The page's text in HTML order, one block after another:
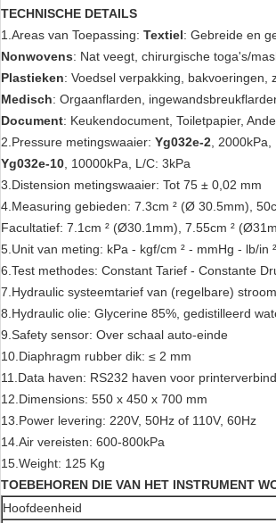
TECHNISCHE DETAILS
1.Areas van Toepassing: Textiel: Gebreide en
Nonwovens: Nat veegt, chirurgische toga's/
Plastieken: Voedsel verpakking, bakvoeringen,
Medisch: Orgaanflarden,
Document: Keukendocument, Toiletpapier,
2.Pressure metingswaaier: Yg032e-2 ,
Yg032e-10 , 10000kPa, L/C: 3kPa
3.Distension metingswaaier: Tot 75 ± 0,02 mm
4.Measuring gebieden: 7.3cm ² (Ø 30.5mm),
Facultatief: 7.1cm ² (Ø30.1mm), 7.55cm ²
5.Unit van meting: kPa - kgf/cm ² - mmHg - lb/in
6.Test methodes: Constant Tarief - Constante
7.Hydraulic systeemtarief van (regelbare)
8.Hydraulic olie: Glycerine 85%, gedistilleerd
9.Safety sensor: Over schaal auto-einde
10.Diaphragm rubber dik: ≤ 2 mm
11.Data haven: RS232 haven voor
12.Dimensions: 550 x 450 x 700 mm
13.Power levering: 220V, 50Hz of 110V, 60Hz
14.Air vereisten: 600-800kPa
15.Weight: 125 Kg
TOEBEHOREN DIE VAN HET INSTRUMENT
Hoofdeenheid